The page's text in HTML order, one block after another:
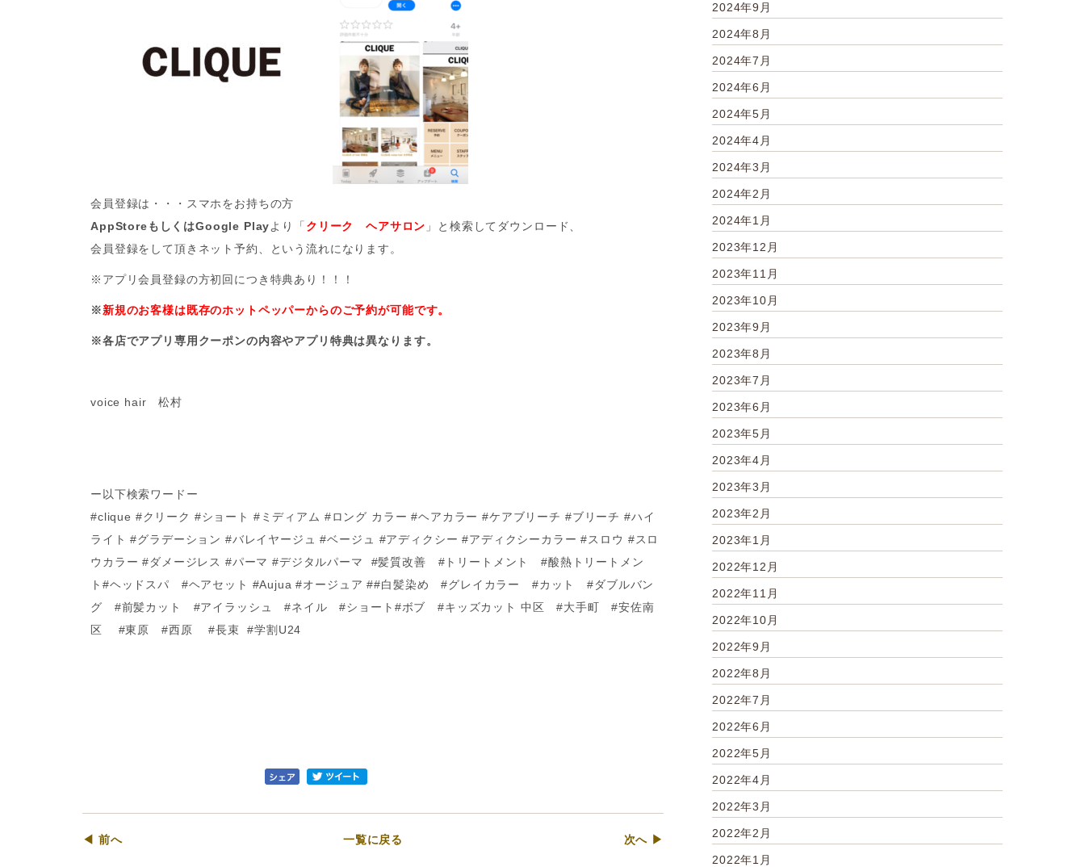
会員登録は・・・スマホをお持ちの方
AppStoreもしくはGoogle Playより「 クリーク ヘアサロン 」と検索してダウンロード、
会員登録をして頂きネット予約、という流れになります。
※アプリ会員登録の方初回につき特典あり！！！
※新規のお客様は既存のホットペッパーからのご予約が可能です。
※各店でアプリ専用クーポンの内容やアプリ特典は異なります。
voice hair 松村
ー以下検索ワードー
#clique #クリーク #ショート #ミディアム #ロング カラー #ヘアカラー #ケアブリーチ #ブリーチ #ハイ
ライト #グラデーション #バレイヤージュ #ベージュ #アディクシー #アディクシーカラー #スロウ #スロ
ウカラー #ダメージレス #パーマ #デジタルパーマ #髪質改善 #トリートメント #酸熱トリートメン
ト#ヘッドスパ #ヘアセット #Aujua #オージュア ##白髪染め #グレイカラー #カット #ダブルバン
グ #前髪カット #アイラッシュ #ネイル #ショート#ボブ #キッズカット 中区 #大手町 #安佐南
区 #東原 #西原 #長束 #学割U24
◀ 前へ 一覧に戻る 次へ ▶
2024年9月
2024年8月
2024年7月
2024年6月
2024年5月
2024年4月
2024年3月
2024年2月
2024年1月
2023年12月
2023年11月
2023年10月
2023年9月
2023年8月
2023年7月
2023年6月
2023年5月
2023年4月
2023年3月
2023年2月
2023年1月
2022年12月
2022年11月
2022年10月
2022年9月
2022年8月
2022年7月
2022年6月
2022年5月
2022年4月
2022年3月
2022年2月
2022年1月